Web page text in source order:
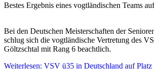
Bestes Ergebnis eines vogtländischen Teams
Bei den Deutschen Meisterschaften der
schlug sich die vogtländische Vertretung des
Göltzschtal mit Rang 6 beachtlich.
Weiterlesen: VSV ü35 in Deutschland auf Platz